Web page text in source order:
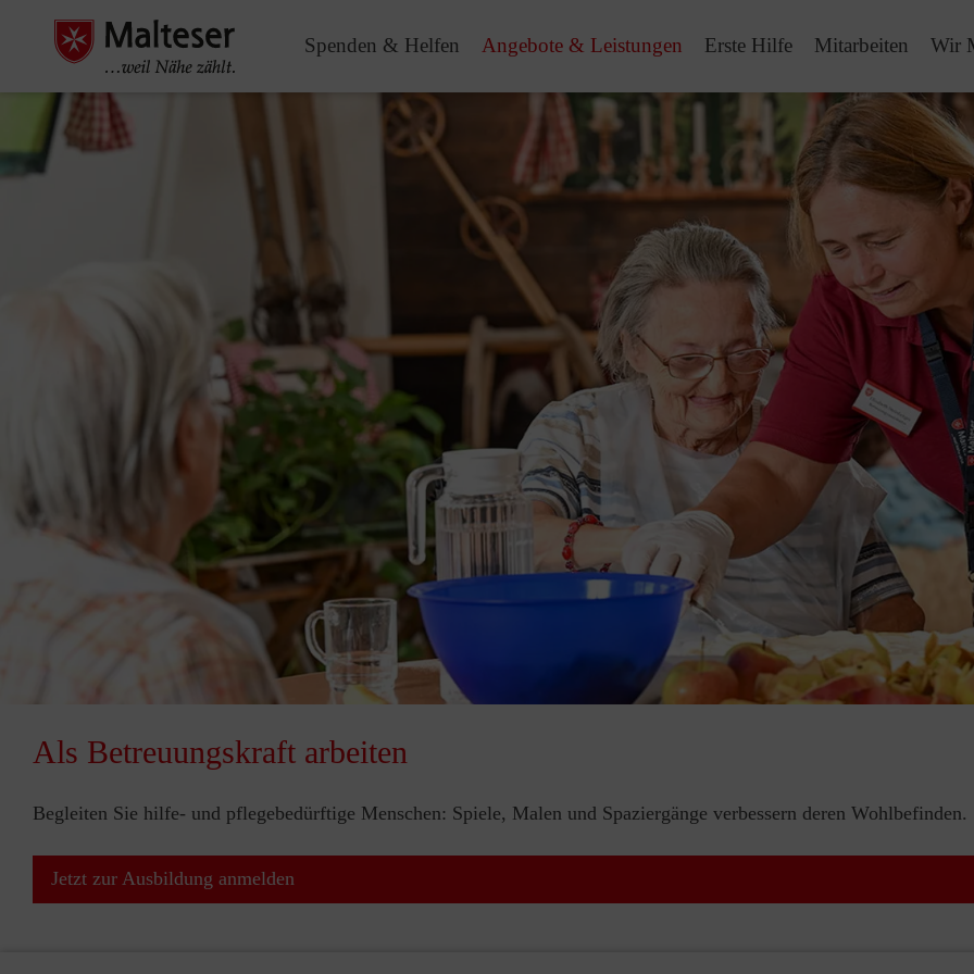
Spenden & Helfen Angebote & Leistungen Erste Hilfe Mitarbeiten Wir
Als Betreuungskraft arbeiten
Begleiten Sie hilfe- und pflegebedürftige Menschen: Spiele, Malen und Spaziergänge verbessern deren
Jetzt zur Ausbildung anmelden